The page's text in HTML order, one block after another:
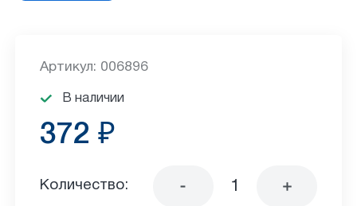
Артикул: 006896
В наличии
372 ₽
Количество: